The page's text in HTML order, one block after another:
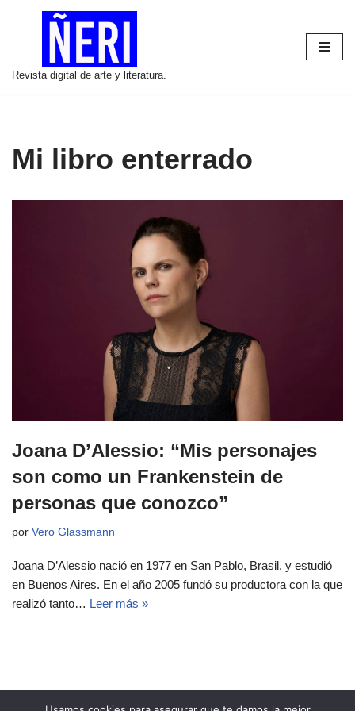
contenido
Revista digital de arte y literatura.
Mi libro enterrado
Joana D’Alessio: “Mis personajes
son como un Frankenstein de
personas que conozco”
por Vero Glassmann
Joana D’Alessio nació en 1977 en San Pablo, Brasil, y estudió
en Buenos Aires. En el año 2005 fundó su productora con la que
realizó tanto… Leer más »